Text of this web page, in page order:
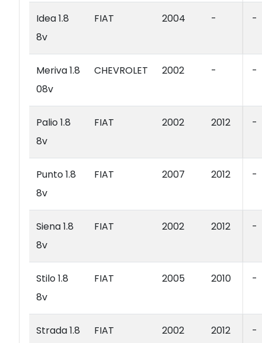
Idea 1.8
8v
FIAT 2004 - -
Meriva 1.8
08v
CHEVROLET 2002 - -
Palio 1.8
8v
FIAT 2002 2012 -
Punto 1.8
8v
FIAT 2007 2012 -
Siena 1.8
8v
FIAT 2002 2012 -
Stilo 1.8
8v
FIAT 2005 2010 -
Strada 1.8
FIAT 2002 2012 -